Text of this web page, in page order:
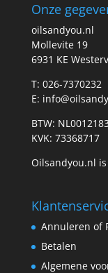
Onze
oilsandyou.nl
Mollevite 19
6931 KE
T: 026-7370232
E:
BTW:
KVK: 73368717
Oilsandyou.nl
Annuleren of
Betalen
Algemene